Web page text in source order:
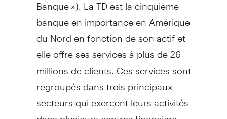
banque en importance en Amérique
du Nord en fonction de son actif et
elle offre ses services à plus de 26
millions de clients. Ces services sont
regroupés dans trois principaux
secteurs qui exercent leurs activités
dans plusieurs centres financiers